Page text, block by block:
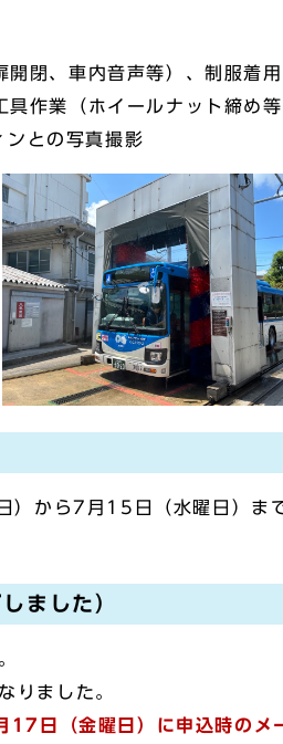
、車内音声等）、制服着用
業（ホイールナット締め等
との写真撮影
から7月15日（水曜日）ま
ました）
りました。
日（金曜日）に申込時のメ